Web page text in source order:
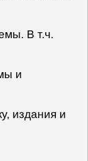
В т.ч.
и
издания и